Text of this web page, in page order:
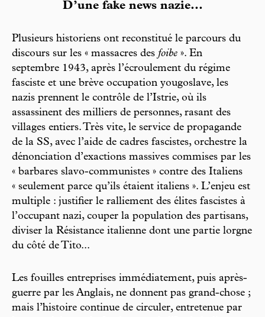
D’une fake news nazie...
Plusieurs historiens ont reconstitué le parcours du
discours sur les « massacres des foibe ». En
septembre 1943, après l’écroulement du régime
fasciste et une brève occupation yougoslave, les
nazis prennent le contrôle de l’Istrie, où ils
assassinent des milliers de personnes, rasant des
villages entiers. Très vite, le service de propagande
de la SS, avec l’aide de cadres fascistes, orchestre la
dénonciation d’exactions massives commises par les
« barbares slavo-communistes » contre des Italiens
« seulement parce qu’ils étaient italiens ». L’enjeu est
multiple : justifier le ralliement des élites fascistes à
l’occupant nazi, couper la population des partisans,
diviser la Résistance italienne dont une partie lorgne
du côté de Tito...
Les fouilles entreprises immédiatement, puis après-
guerre par les Anglais, ne donnent pas grand-chose ;
mais l’histoire continue de circuler, entretenue par